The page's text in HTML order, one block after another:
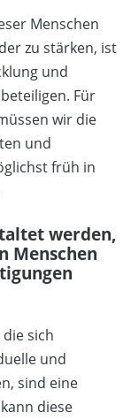
Menschen
zu stärken, ist
und
Für
wir die
und
früh in
werden,
Menschen
sich
und
sind eine
diese